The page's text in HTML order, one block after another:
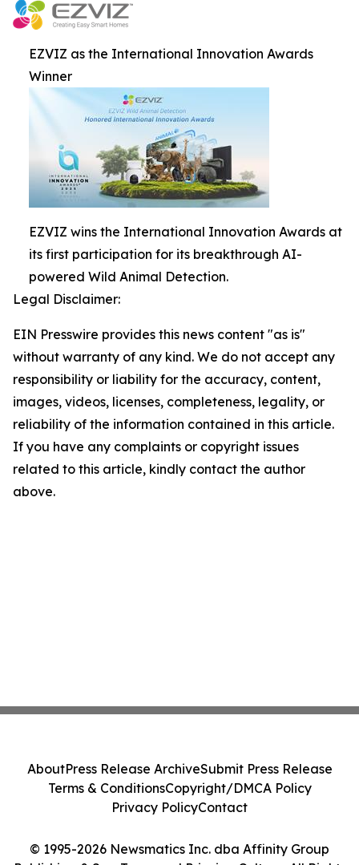
EZVIZ as the International Innovation Awards
Winner
EZVIZ wins the International Innovation Awards at
its first participation for its breakthrough AI-
powered Wild Animal Detection.
Legal Disclaimer:
EIN Presswire provides this news content "as is"
without warranty of any kind. We do not accept any
responsibility or liability for the accuracy, content,
images, videos, licenses, completeness, legality, or
reliability of the information contained in this article.
If you have any complaints or copyright issues
related to this article, kindly contact the author
above.
© 1995-2026 Newsmatics Inc. dba Affinity Group
AboutPress Release ArchiveSubmit Press Release
Terms & ConditionsCopyright/DMCA Policy
Privacy PolicyContact